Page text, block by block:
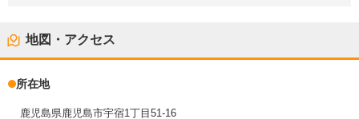
地図・アクセス
所在地
鹿児島県鹿児島市宇宿1丁目51-16